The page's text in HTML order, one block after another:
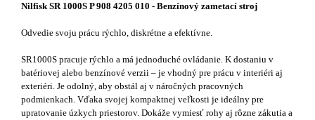
Nilfisk SR 1000S P 908 4205 010 - Benzínový zametací stroj
Odvedie svoju prácu rýchlo, diskrétne a efektívne.
SR1000S pracuje rýchlo a má jednoduché ovládanie. K dostaniu v
batériovej alebo benzínové verzii – je vhodný pre prácu v interiéri aj
exteriéri. Je odolný, aby obstál aj v náročných pracovných
podmienkach. Vďaka svojej kompaktnej veľkosti je ideálny pre
upratovanie úzkych priestorov. Dokáže vymiesť rohy aj rôzne zákutia a